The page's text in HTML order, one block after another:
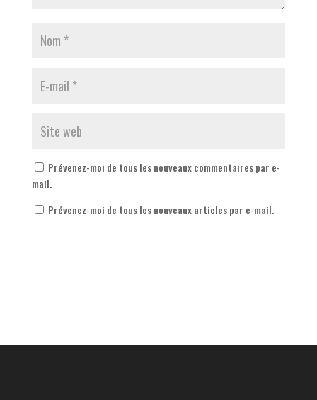
Prévenez-moi de tous les nouveaux commentaires par e-
mail.
Prévenez-moi de tous les nouveaux articles par e-mail.